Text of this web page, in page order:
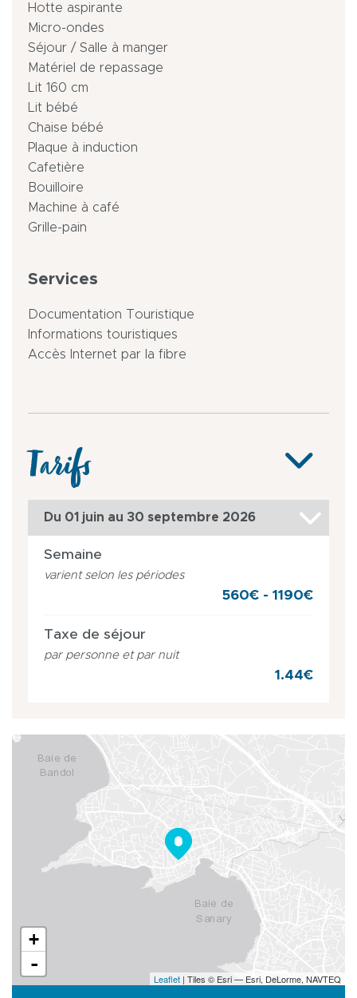
Hotte aspirante
Micro-ondes
Séjour / Salle à manger
Matériel de repassage
Lit 160 cm
Lit bébé
Chaise bébé
Plaque à induction
Cafetière
Bouilloire
Machine à café
Grille-pain
Services
Documentation Touristique
Informations touristiques
Accès Internet par la fibre
Tarifs
Du 01 juin au 30 septembre 2026
Semaine
varient selon les périodes
560€ - 1190€
Taxe de séjour
par personne et par nuit
1.44€
+
-
Leaflet | Tiles © Esri — Esri, DeLorme, NAVTEQ